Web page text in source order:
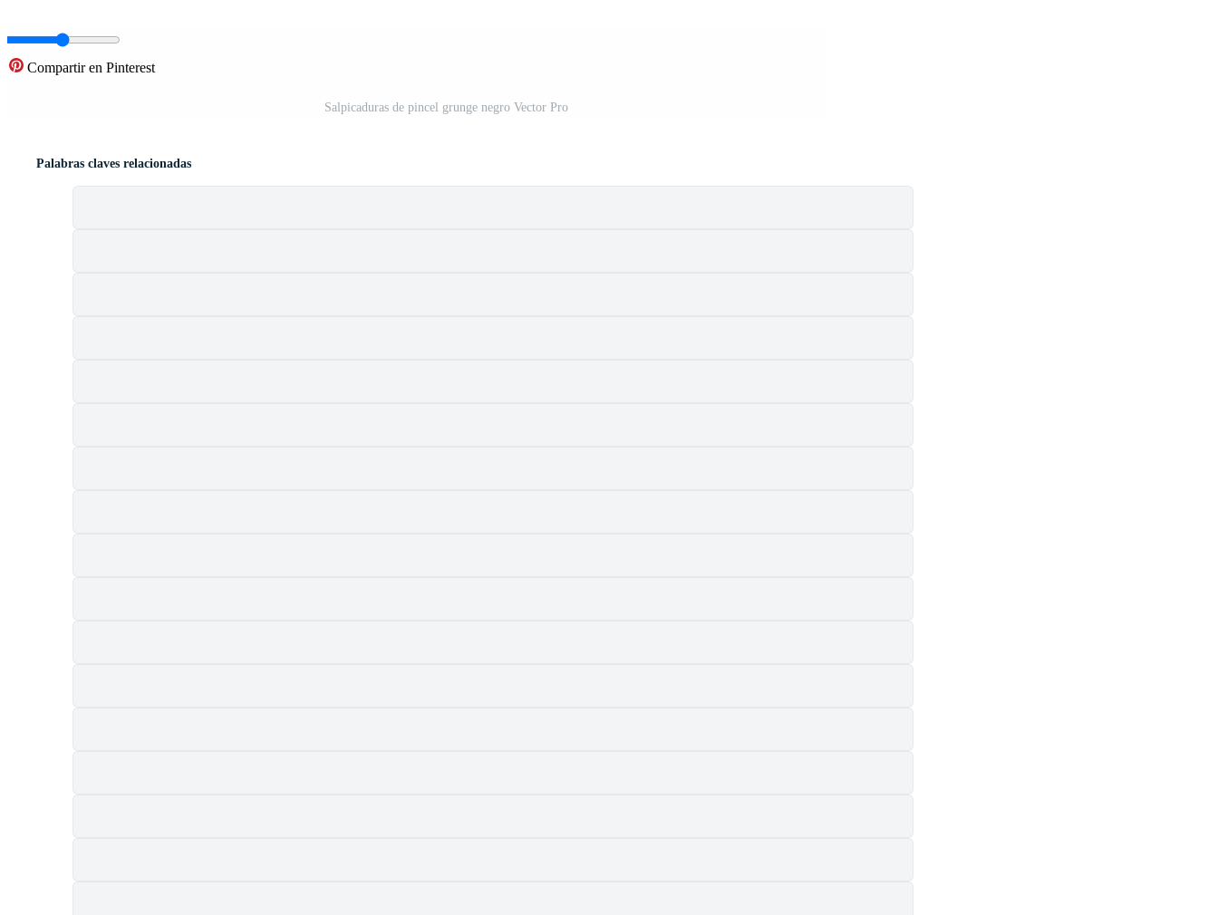
Compartir en Pinterest
Salpicaduras de pincel grunge negro Vector Pro
Palabras claves relacionadas